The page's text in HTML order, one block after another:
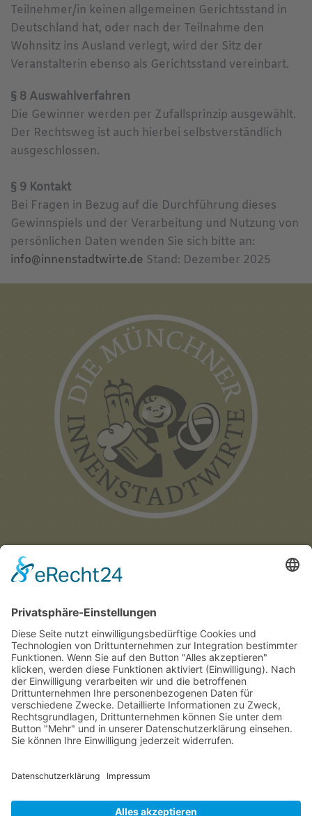
Teilnehmer/in keinen allgemeinen Gerichtsstand in
Deutschland hat, oder nach der Teilnahme den
Wohnsitz ins Ausland verlegt, wird der Sitz der
Veranstalterin ebenso als Gerichtsstand vereinbart.
§ 8 Auswahlverfahren
Die Gewinner werden per Zufallsprinzip ausgewählt.
Der Rechtsweg ist auch hierbei selbstverständlich
ausgeschlossen.
§ 9 Kontakt
Bei Fragen in Bezug auf die Durchführung dieses
Gewinnspiels und der Verarbeitung und Nutzung von
persönlichen Daten wenden Sie sich bitte an:
info@innenstadtwirte.de Stand: Dezember 2025
Münchner
Innenstadtwirte e.V.
C/O CITYPARTNER MÜNCHEN
HERZOG-WILHELM-STRASSE 15
D-80331 MÜNCHEN
TEL. +49 (0) 89 122 280 780
© 2025 Münchner Innenstadtwirte e.V.